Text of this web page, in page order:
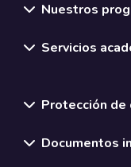
Nuestros
Servicios
Protección de
Documentos